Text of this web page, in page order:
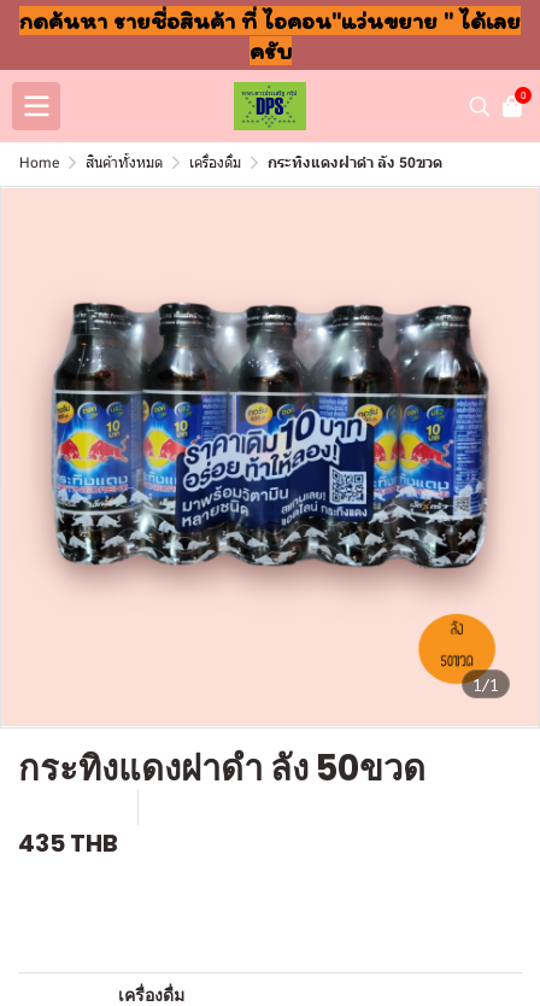
กดค้นหา รายชื่อสินค้า ที่ ไอคอน"แว่นขยาย " ได้เลย
ครับ
0
Home สินค้าทั้งหมด เครื่องดื่ม กระทิงแดงฝาดำ ลัง 50ขวด
1/1
กระทิงแดงฝาดำ ลัง 50ขวด
435 THB
เครื่องดื่ม